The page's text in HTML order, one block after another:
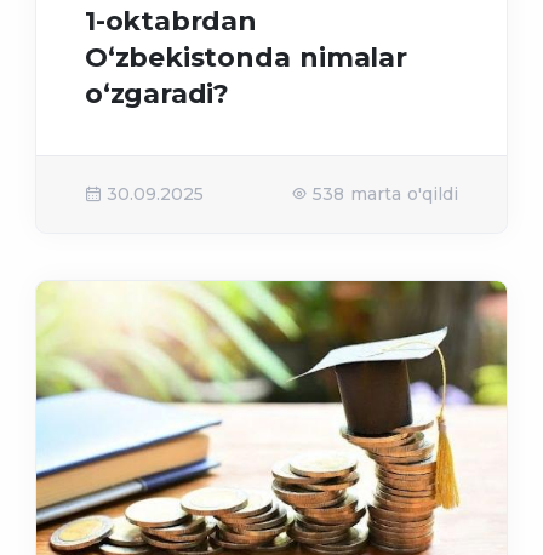
1-oktabrdan
O‘zbekistonda nimalar
o‘zgaradi?
30.09.2025 538 marta o'qildi